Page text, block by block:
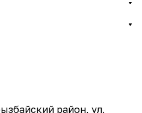
район, ул.